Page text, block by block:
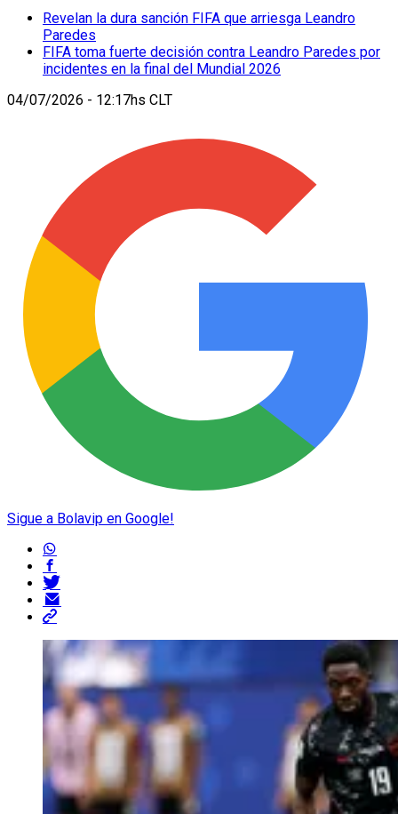
Revelan la dura sanción FIFA que arriesga Leandro
Paredes
FIFA toma fuerte decisión contra Leandro Paredes por
incidentes en la final del Mundial 2026
04/07/2026 - 12:17hs CLT
Sigue a Bolavip en Google!